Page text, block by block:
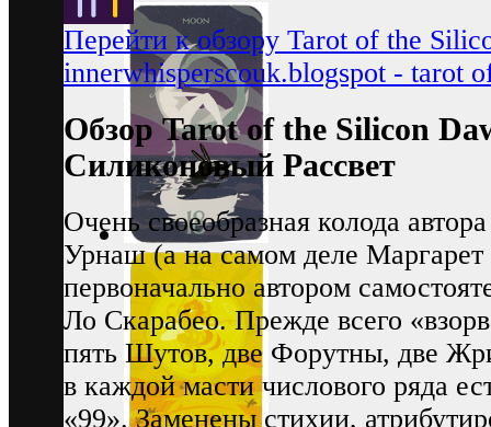
Перейти к обзору Tarot of the
innerwhisperscouk.blogspot - tarot
Обзор Tarot of the Silicon
Силиконовый Рассвет
Очень своеобразная колода
Урнаш (а на самом деле Маргарет
первоначально автором
Ло Скарабео. Прежде всего
пять Шутов, две Форутны, две
в каждой масти числового ряда
«99». Заменены стихии,